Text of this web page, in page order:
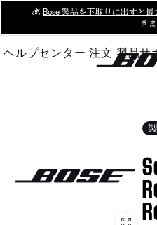
Main
💰 Bose 製品を下取りに出すと
きま
ヘルプセンター 注文 製品サ